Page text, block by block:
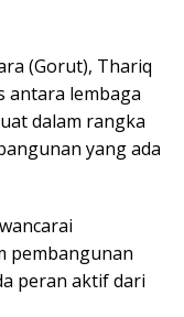
(Gorut), Thariq
antara lembaga
dalam rangka
yang ada
pembangunan
peran aktif dari